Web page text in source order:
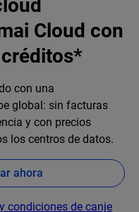
Cloud con
créditos*
con una
global: sin facturas
y con precios
los centros de datos.
ahora
condiciones de canje